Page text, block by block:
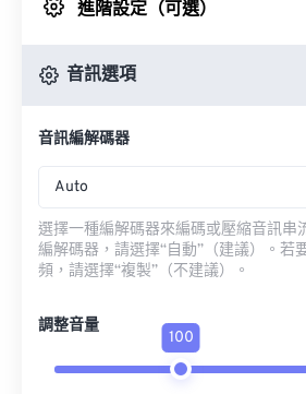
來自 Google 雲
進階設定（可選）
音訊選項
音訊編解碼器
Auto
選擇一種編解碼器來編碼或壓縮音訊串
編解碼器，請選擇“自動”（建議）。若
頻，請選擇“複製”（不建議）。
調整音量
100